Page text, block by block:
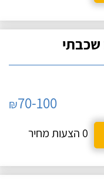
₪70-100
0 הצעות מחיר